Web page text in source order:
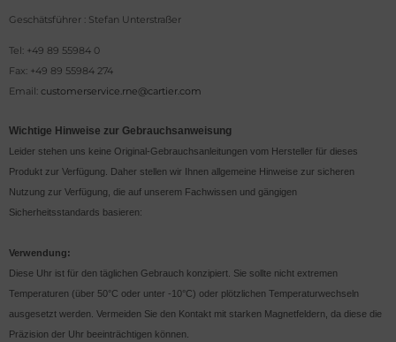
Geschätsführer : Stefan Unterstraßer
Tel: +49 89 55984 0
Fax: +49 89 55984 274
Email: customerservice.rne@cartier.com
Wichtige Hinweise zur Gebrauchsanweisung
Leider stehen uns keine Original-Gebrauchsanleitungen vom Hersteller für dieses
Produkt zur Verfügung. Daher stellen wir Ihnen allgemeine Hinweise zur sicheren
Nutzung zur Verfügung, die auf unserem Fachwissen und gängigen
Sicherheitsstandards basieren:
Verwendung:
Diese Uhr ist für den täglichen Gebrauch konzipiert. Sie sollte nicht extremen
Temperaturen (über 50°C oder unter -10°C) oder plötzlichen Temperaturwechseln
ausgesetzt werden. Vermeiden Sie den Kontakt mit starken Magnetfeldern, da diese die
Präzision der Uhr beeinträchtigen können.